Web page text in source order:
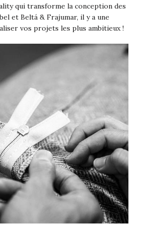
qui transforme la conception des
et Beltá & Frajumar, il y a une
vos projets les plus ambitieux !